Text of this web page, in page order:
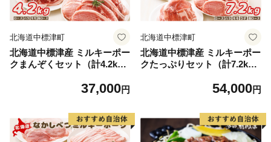
北海道中標津町
北海道中標津産 ミルキーポー
クまんぞくセット（計4.2k
37,000円
北海道中標津町
北海道中標津産 ミルキーポー
クたっぷりセット（計7.2k
54,000円